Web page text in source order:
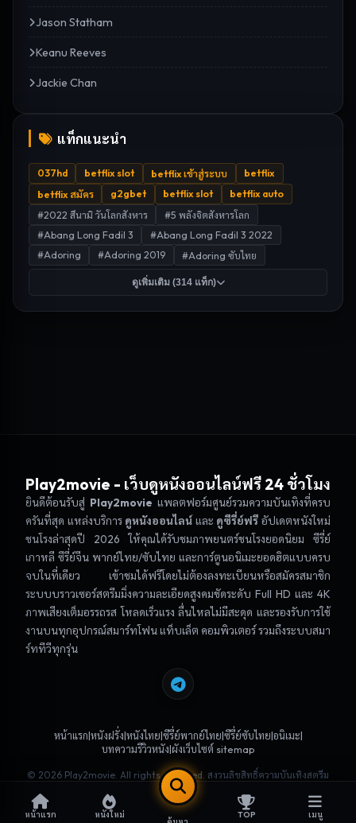
Jason Statham
Keanu Reeves
Jackie Chan
แท็กแนะนำ
037hd betflix slot betflix เข้าสู่ระบบ
betflix
betflix สมัคร
g2gbet betflix slot
betflix auto
#2022 สึนามิ วันโลกสังหาร #5 พลังจิตสังหารโลก
#Abang Long Fadil 3 #Abang Long Fadil 3 2022
#Adoring #Adoring 2019 #Adoring ซับไทย
ดูเพิ่มเติม (314แท็ก)
Play2movie - เว็บดูหนังออนไลน์ฟรี 24 ชั่วโมง
ยินดีต้อนรับสู่ Play2movie แพลตฟอร์มศูนย์รวมความบันเทิงที่ครบ
ครันที่สุด แหล่งบริการ ดูหนังออนไลน์ และ ดูซีรี่ย์ฟรี อัปเดตหนังใหม่
ชนโรงล่าสุดปี 2026 ให้คุณได้รับชมภาพยนตร์ชนโรงยอดนิยม ซีรี่ย์
เกาหลี ซีรี่ย์จีน พากย์ไทย/ซับไทย และการ์ตูนอนิเมะยอดฮิตแบบครบ
จบในที่เดียว เข้าชมได้ฟรีโดยไม่ต้องลงทะเบียนหรือสมัครสมาชิก
ระบบบราวเซอร์สตรีมมิ่งความละเอียดสูงคมชัดระดับ Full HD และ 4K
ภาพเสียงเต็มอรรถรส โหลดเร็วแรง ลื่นไหลไม่มีสะดุด และรองรับการใช้
งานบนทุกอุปกรณ์สมาร์ทโฟน แท็บเล็ต คอมพิวเตอร์ รวมถึงระบบสมา
ร์ททีวีทุกรุ่น
หน้าแรก|หนังฝรั่ง|หนังไทย|ซีรี่ย์พากย์ไทย|ซีรี่ย์ซับไทย|อนิเมะ|
บทความรีวิวหนัง|ผังเว็บไซต์ sitemap
© 2026 Play2movie. All rights reserved. สงวนลิขสิทธิ์ความบันเทิงสตรีม
มิ่ง
หน้าแรก หนังใหม่ TOP เมนู